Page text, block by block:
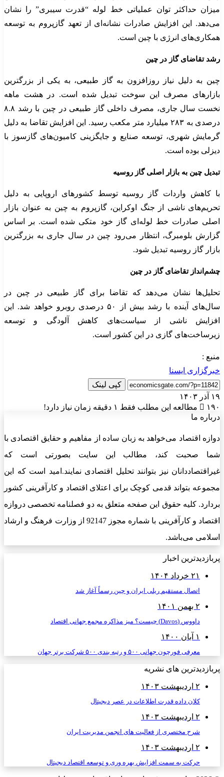
میزان حداکثر توان عملیاتی خط لوله “قدرت سیبری” را نشان
می‌دهد. این افزایش صادرات نشانه‌ای از تعهد گازپروم به توسعه
همکاری‌های انرژی با چین است.
رشد تقاضای گاز در چین
چین به دلیل نیاز روزافزون به گاز طبیعی، به یکی از بزرگترین
بازارهای مصرف این سوخت تبدیل شده است. در هشت ماهه
نخست سال جاری، مصرف داخلی گاز طبیعی در چین با رشد ۸.۸
درصدی به ۲۸۳ میلیارد متر مکعب رسید. این افزایش تقاضا به دلیل
گرمایش شهری، توسعه صنایع و جایگزینی کامیون‌های گازسوز با
دیزلی بوده است.
تبدیل چین به بازار اصلی گاز روسیه
با کاهش واردات گاز روسیه توسط کشورهای اروپایی به دلیل
تحریم‌های ناشی از جنگ اوکراین، گازپروم به چین به عنوان بازار
اصلی صادرات خط لوله‌ای گاز خود متکی شده است. بر اساس
گزارش بلومبرگ، انتظار می‌رود چین در سال جاری به بزرگترین
بازار گاز روسیه تبدیل شود.
چشم‌انداز تقاضای گاز در چین
تحلیل‌ها نشان می‌دهد که تقاضا برای گاز طبیعی در چین در
سال‌های آینده با رشد بیش از ۵۰ درصدی روبرو خواهد شد. این
افزایش ناشی از سیاست‌های کاهش آلودگی و توسعه
زیرساخت‌های گازی در این کشور است.
منبع :
خبرگزاری ایسنا
کپی لینک
۱۹ آذر ۱۴۰۳
۱۹۰
مطالعه این مطلب فقط ۱ دقیقه زمان نیاز دارد!
درباره ما
دوازه اقتصاد می‌خواهد به زبان ساده از مفاهیم و حقایق اقتصادی با
شما صحبت کند، مطالب این سایت بصورتی است که
غیراقتصاددانان نیز بتوانند تحلیل اقتصادی نمایند.امید است که این
مجموعه بتواند قدمی کوچک برای اعتلای اقتصاد و کارآفرینی کشور
بردارد. کلیه حقوق این صفحه متعلق به دو فصلنامه تخصصی دروازه
اقتصاد و کارآفرینی با شماره مجوز 92147 از وزارت فرهنگ و ارشاد
اسلامی می‌باشد.
پربازدیدترین اخبار
۲۱ خرداد ۱۴۰۴
اتصال مستقیم ریلی ایران و چین رسماً آغاز شد
۲ بهمن ۱۴۰۱
داووس (Davos) چیست؟ میز مذاکره مجمع جهانی اقتصاد
۱ آبان ۱۴۰۰
معرفی فورچون جهانی ۵۰۰ و رتبه بندی ۵۰۰ شرکت برتر جهان
پربازدیدترین های نشریه
۲ اردیبهشت ۱۴۰۳
کلان داده قدرت اطلاعات در عصر دیجیتال
۲ اردیبهشت ۱۴۰۳
شرح مختصری از فعالیت های انجمن مدیریت ایران
۲ اردیبهشت ۱۴۰۳
حرکت به سمت افزایش بهره وری و توسعه اقتصاد دیجیتال